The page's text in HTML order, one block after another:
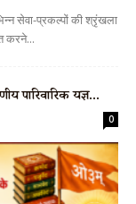
सेवा-प्रकल्पों की श्रृंखला
करने...
पारिवारिक यज्ञ...
0